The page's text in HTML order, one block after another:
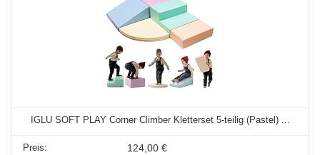
IGLU SOFT PLAY Corner Climber Kletterset 5-teilig (Pastel) ...
124,00 €